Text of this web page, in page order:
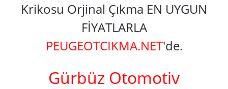
Krikosu Orjinal Çıkma EN UYGUN
FİYATLARLA
PEUGEOTCIKMA.NET'de.
Gürbüz Otomotiv